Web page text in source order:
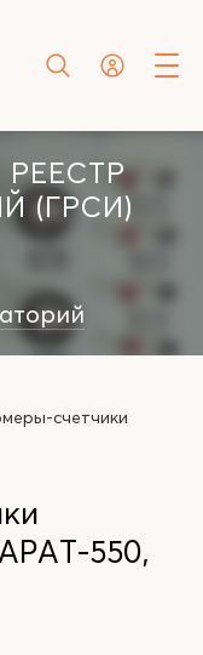
(ГРСИ)
счетчики
550,